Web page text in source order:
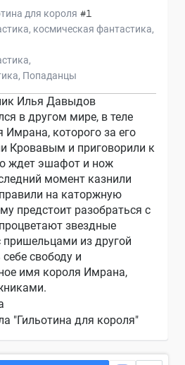
для короля #1
космическая фантастика
Попаданцы
Илья Давыдов
в другом мире, в теле
Имрана, которого за его
Кровавым и приговорили к
ждет эшафот и нож
момент казнили
на каторжную
предстоит разобраться с
звездные
пришельцами из другой
свободу и
имя короля Имрана,
"Гильотина для короля"